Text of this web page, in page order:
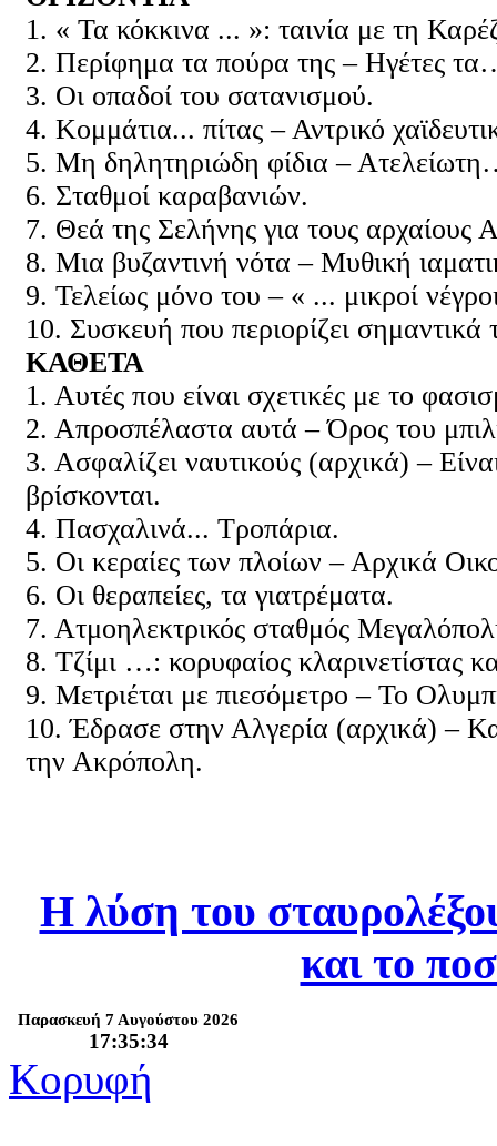
1. « Τα κόκκινα ... »: ταινία με τη
2. Περίφημα τα πούρα της – Ηγέτες
3. Οι οπαδοί του σατανισμού.
4. Κομμάτια... πίτας – Αντρικό
5. Μη δηλητηριώδη φίδια –
6. Σταθμοί καραβανιών.
7. Θεά της Σελήνης για τους αρχαίους
8. Μια βυζαντινή νότα – Μυθική
9. Τελείως μόνο του – « ... μικροί
10. Συσκευή που περιορίζει
ΚΑΘΕΤΑ
1. Αυτές που είναι σχετικές με το
2. Απροσπέλαστα αυτά – Όρος του
3. Ασφαλίζει ναυτικούς (αρχικά) –
βρίσκονται.
4. Πασχαλινά... Τροπάρια.
5. Οι κεραίες των πλοίων – Αρχικά
6. Οι θεραπείες, τα γιατρέματα.
7. Ατμοηλεκτρικός σταθμός
8. Τζίμι …: κορυφαίος κλαρινετίστας
9. Μετριέται με πιεσόμετρο – Το
10. Έδρασε στην Αλγερία (αρχικά) –
την Ακρόπολη.
Η λύση του
και το
Παρασκευή 7 Αυγούστου 2026
17:35:34
Κορυφή